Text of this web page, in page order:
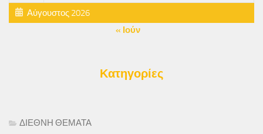
Αύγουστος 2026
« Ιούν
Κατηγορίες
ΔΙΕΘΝΗ ΘΕΜΑΤΑ